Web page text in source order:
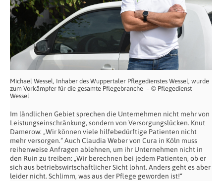
Michael Wessel, Inhaber des Wuppertaler Pflegedienstes Wessel, wurde
zum Vorkämpfer für die gesamte Pflegebranche – © Pflegedienst
Wessel
Im ländlichen Gebiet sprechen die Unternehmen nicht mehr von
Leistungseinschränkung, sondern von Versorgungslücken. Knut
Damerow: „Wir können viele hilfebedürftige Patienten nicht
mehr versorgen.“ Auch Claudia Weber von Cura in Köln muss
reihenweise Anfragen ablehnen, um ihr Unternehmen nicht in
den Ruin zu treiben: „Wir berechnen bei jedem Patienten, ob er
sich aus betriebswirtschaftlicher Sicht lohnt. Anders geht es aber
leider nicht. Schlimm, was aus der Pflege geworden ist!“